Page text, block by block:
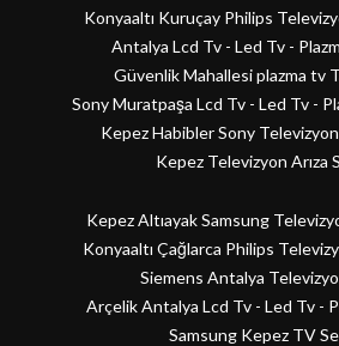
Konyaaltı Kuruçay Philips
Antalya Lcd Tv - Led Tv -
Güvenlik Mahallesi plazma tv
Sony Muratpaşa Lcd Tv - Led Tv -
Kepez Habibler Sony
Kepez Televizyon Arıza
Kepez Altıayak Samsung
Konyaaltı Çağlarca Philips
Siemens Antalya
Arçelik Antalya Lcd Tv - Led Tv -
Samsung Kepez TV